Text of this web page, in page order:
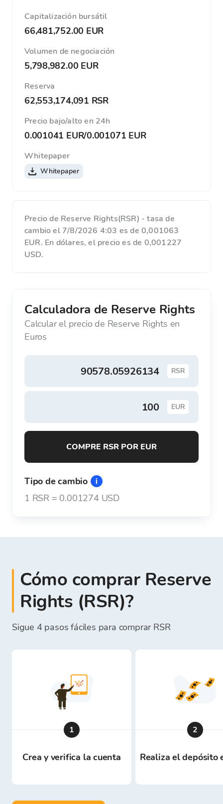
Capitalización bursátil
66,481,752.00 EUR
Volumen de negociación
5,798,982.00 EUR
Reserva
62,553,174,091 RSR
Precio bajo/alto en 24h
0.001041 EUR/0.001071 EUR
Whitepaper
Whitepaper
Precio de Reserve Rights(RSR) - tasa de
cambio el 7/8/2026 4:03 es de 0,001063
EUR. En dólares, el precio es de 0,001227
USD.
Calculadora de Reserve Rights
Calcular el precio de Reserve Rights en
Euros
RSR
EUR
COMPRE RSR POR EUR
Tipo de cambio
1 RSR = 0.001274 USD
Cómo comprar Reserve
Rights (RSR)?
Sigue 4 pasos fáciles para comprar RSR
1
Crea y verifica la cuenta
2
Realiza el depósito